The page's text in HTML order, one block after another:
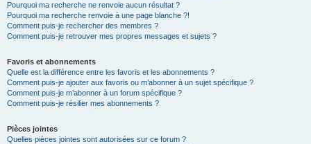
Pourquoi ma recherche ne renvoie aucun résultat ?
Pourquoi ma recherche renvoie à une page blanche ?!
Comment puis-je rechercher des membres ?
Comment puis-je retrouver mes propres messages et sujets ?
Favoris et abonnements
Quelle est la différence entre les favoris et les abonnements ?
Comment puis-je ajouter aux favoris ou m’abonner à un sujet spécifique ?
Comment puis-je m’abonner à un forum spécifique ?
Comment puis-je résilier mes abonnements ?
Pièces jointes
Quelles pièces jointes sont autorisées sur ce forum ?